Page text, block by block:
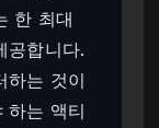
한 최대
공합니다.
하는 것이
하는 액티